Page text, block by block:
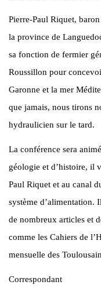
Pierre-Paul Riquet,
la province de
sa fonction de fermier
Roussillon pour
Garonne et la mer
que jamais, nous tirons
hydraulicien sur le tard.
La conférence sera
géologie et d’histoire, il
Paul Riquet et au canal
système d’alimentation.
de nombreux articles et
comme les Cahiers de
mensuelle des
Correspondant